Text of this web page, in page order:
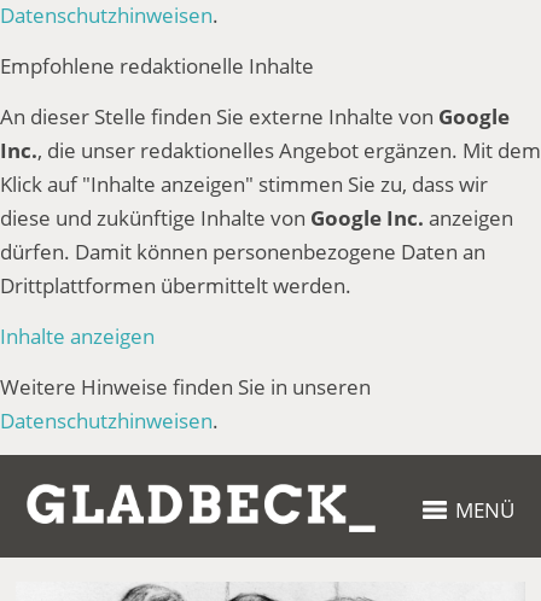
Datenschutzhinweisen.
Empfohlene redaktionelle Inhalte
An dieser Stelle finden Sie externe Inhalte von Google
Inc., die unser redaktionelles Angebot ergänzen. Mit dem
Klick auf "Inhalte anzeigen" stimmen Sie zu, dass wir
diese und zukünftige Inhalte von Google Inc. anzeigen
dürfen. Damit können personenbezogene Daten an
Drittplattformen übermittelt werden.
Inhalte anzeigen
Weitere Hinweise finden Sie in unseren
Datenschutzhinweisen.
MENÜ